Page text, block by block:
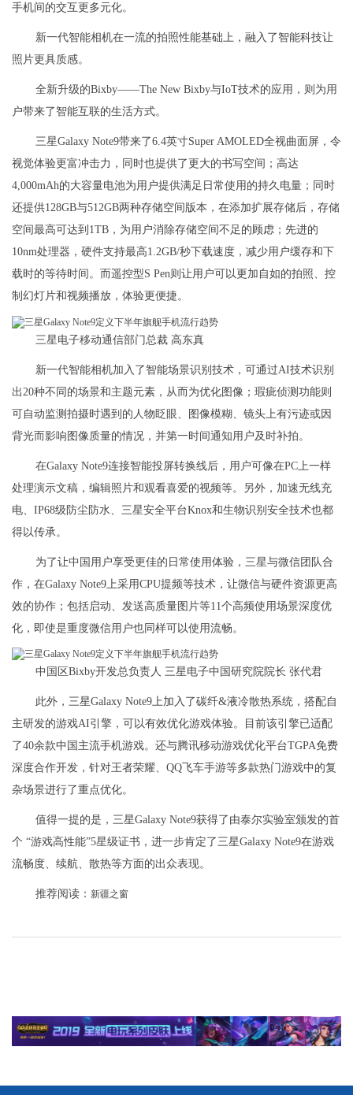
手机间的交互更多元化。
新一代智能相机在一流的拍照性能基础上，融入了智能科技让
照片更具质感。
全新升级的Bixby——The New Bixby与IoT技术的应用，则为用
户带来了智能互联的生活方式。
三星Galaxy Note9带来了6.4英寸Super AMOLED全视曲面屏，令
视觉体验更富冲击力，同时也提供了更大的书写空间；高达
4,000mAh的大容量电池为用户提供满足日常使用的持久电量；同时
还提供128GB与512GB两种存储空间版本，在添加扩展存储后，存储
空间最高可达到1TB，为用户消除存储空间不足的顾虑；先进的
10nm处理器，硬件支持最高1.2GB/秒下载速度，减少用户缓存和下
载时的等待时间。而遥控型S Pen则让用户可以更加自如的拍照、控
制幻灯片和视频播放，体验更便捷。
三星电子移动通信部门总裁 高东真
新一代智能相机加入了智能场景识别技术，可通过AI技术识别
出20种不同的场景和主题元素，从而为优化图像；瑕疵侦测功能则
可自动监测拍摄时遇到的人物眨眼、图像模糊、镜头上有污迹或因
背光而影响图像质量的情况，并第一时间通知用户及时补拍。
在Galaxy Note9连接智能投屏转换线后，用户可像在PC上一样
处理演示文稿，编辑照片和观看喜爱的视频等。另外，加速无线充
电、IP68级防尘防水、三星安全平台Knox和生物识别安全技术也都
得以传承。
为了让中国用户享受更佳的日常使用体验，三星与微信团队合
作，在Galaxy Note9上采用CPU提频等技术，让微信与硬件资源更高
效的协作；包括启动、发送高质量图片等11个高频使用场景深度优
化，即使是重度微信用户也同样可以使用流畅。
中国区Bixby开发总负责人 三星电子中国研究院院长 张代君
此外，三星Galaxy Note9上加入了碳纤&液冷散热系统，搭配自
主研发的游戏AI引擎，可以有效优化游戏体验。目前该引擎已适配
了40余款中国主流手机游戏。还与腾讯移动游戏优化平台TGPA免费
深度合作开发，针对王者荣耀、QQ飞车手游等多款热门游戏中的复
杂场景进行了重点优化。
值得一提的是，三星Galaxy Note9获得了由泰尔实验室颁发的首
个 “游戏高性能”5星级证书，进一步肯定了三星Galaxy Note9在游戏
流畅度、续航、散热等方面的出众表现。
推荐阅读： 新疆之窗